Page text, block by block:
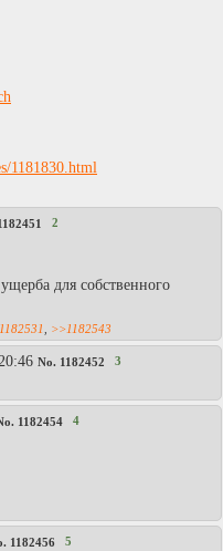
1181830.html
2
для собственного
>>1182543
No. 1182452 3
1182454 4
1182456 5